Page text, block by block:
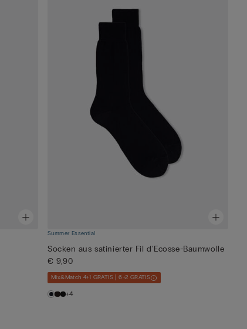
Summer Essential
Socken aus satinierter Fil d'Ecosse-Baumwolle
€ 9,90
Mix&Match 4+1 GRATIS | 6+2 GRATIS
+4